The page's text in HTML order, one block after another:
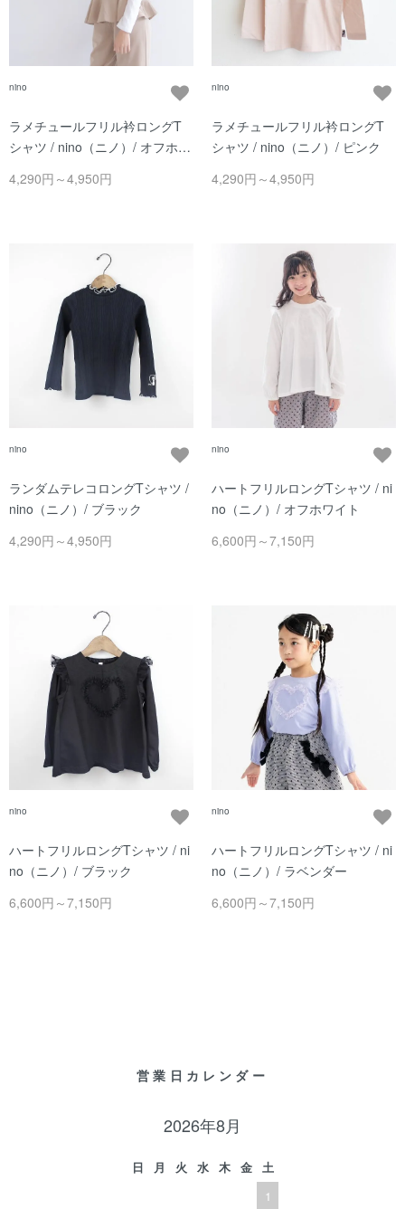
nino
ラメチュールフリル衿ロングT
シャツ / nino（ニノ）/ オフホワ
4,290円～4,950円
nino
ラメチュールフリル衿ロングT
シャツ / nino（ニノ）/ ピンク
4,290円～4,950円
nino
ランダムテレコロングTシャツ /
nino（ニノ）/ ブラック
4,290円～4,950円
nino
ハートフリルロングTシャツ / ni
no（ニノ）/ オフホワイト
6,600円～7,150円
nino
ハートフリルロングTシャツ / ni
no（ニノ）/ ブラック
6,600円～7,150円
nino
ハートフリルロングTシャツ / ni
no（ニノ）/ ラベンダー
6,600円～7,150円
営業日カレンダー
2026年8月
日 月 火 水 木 金
土
1